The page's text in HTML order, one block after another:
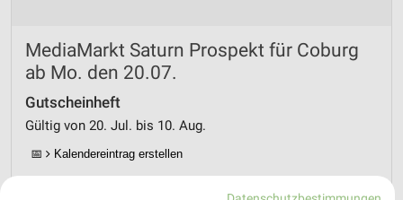
MediaMarkt Saturn Prospekt für Coburg
ab Mo. den 20.07.
Gutscheinheft
Gültig von 20. Jul. bis 10. Aug.
📅 Kalendereintrag erstellen